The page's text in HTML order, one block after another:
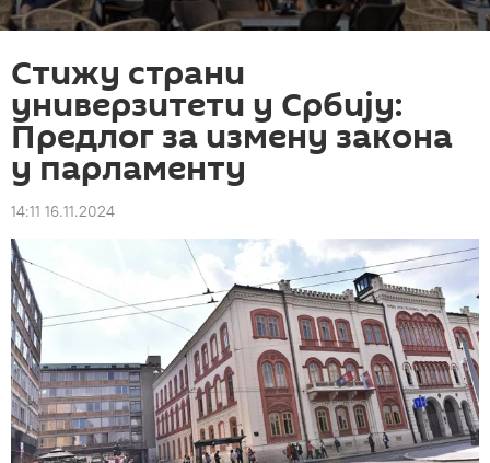
Стижу страни
универзитети у Србију:
Предлог за измену закона
у парламенту
14:11 16.11.2024